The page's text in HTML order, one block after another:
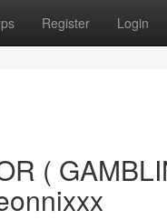
Register Login
(